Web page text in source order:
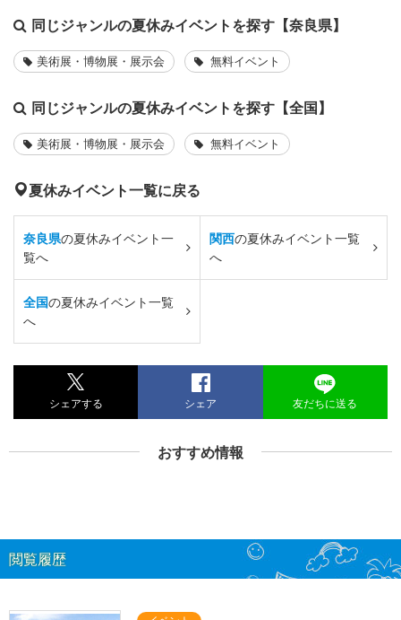
同じジャンルの夏休みイベントを探す【奈良県】
美術展・博物展・展示会 無料イベント
同じジャンルの夏休みイベントを探す【全国】
美術展・博物展・展示会 無料イベント
夏休みイベント一覧に戻る
奈良県の夏休みイベント一
覧へ
関西の夏休みイベント一覧
へ
全国の夏休みイベント一覧
へ
シェアする シェア 友だちに送る
おすすめ情報
閲覧履歴